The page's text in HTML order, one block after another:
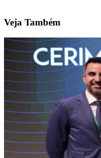
Veja Também